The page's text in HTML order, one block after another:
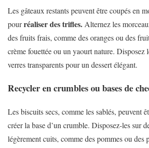
Les gâteaux restants peuvent être coupés en
pourréaliser des trifles. Alternez les
des fruits frais, comme des oranges ou des
crème fouettée ou un yaourt nature. Disposez
verres transparents pour un dessert élégant.
Recycler en crumbles ou bases de
Les biscuits secs, comme les sablés, peuvent
créer la base d’un crumble. Disposez-les sur
légèrement cuits, comme des pommes ou des